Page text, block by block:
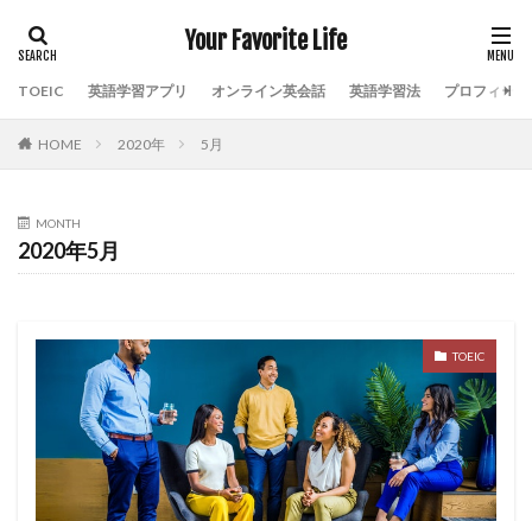
Your Favorite Life
TOEIC 英語学習アプリ オンライン英会話 英語学習法 プロフィール
HOME 2020年 5月
MONTH
2020年5月
TOEIC